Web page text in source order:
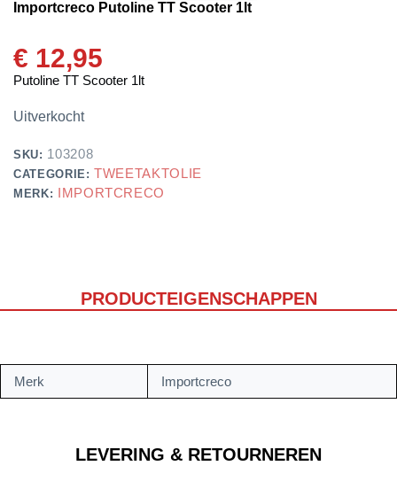
Importcreco Putoline TT Scooter 1lt
€ 12,95
Putoline TT Scooter 1lt
Uitverkocht
SKU: 103208
CATEGORIE: TWEETAKTOLIE
MERK: IMPORTCRECO
PRODUCTEIGENSCHAPPEN
LEVERING & RETOURNEREN
Merk Importcreco